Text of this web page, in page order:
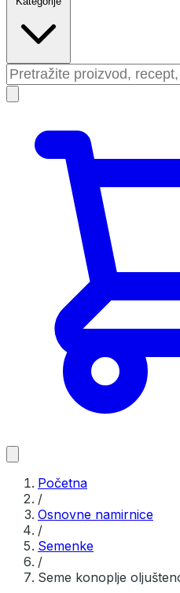
Početna
/
Osnovne namirnice
/
Semenke
/
Seme konoplje